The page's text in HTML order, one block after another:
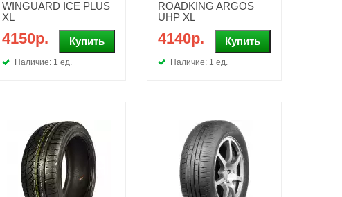
WINGUARD ICE PLUS
XL
4150р.
Наличие: 1 ед.
ROADKING ARGOS
UHP XL
4140р.
Наличие: 1 ед.